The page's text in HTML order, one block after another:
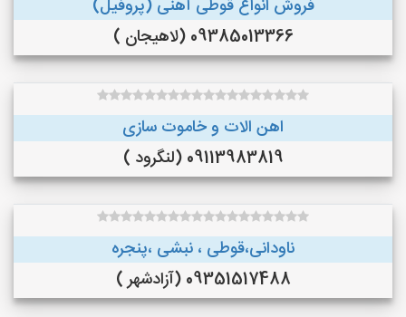
فروش انواع قوطی آهنی (پروفیل)
09385013366 (لاهیجان )
اهن الات و خاموت سازی
09113983819 (لنگرود )
ناودانی،قوطی ، نبشی ،پنجره
09351517488 (آزادشهر )